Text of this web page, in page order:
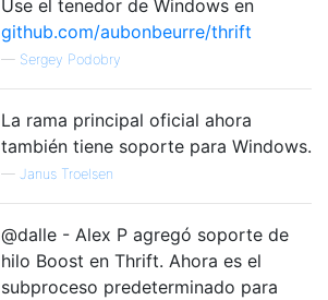
Use el tenedor de Windows en
github.com/aubonbeurre/thrift
— Sergey Podobry
La rama principal oficial ahora
también tiene soporte para Windows.
— Janus Troelsen
@dalle - Alex P agregó soporte de
hilo Boost en Thrift. Ahora es el
subproceso predeterminado para